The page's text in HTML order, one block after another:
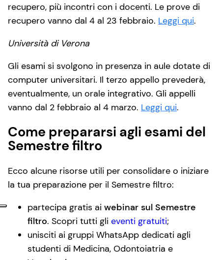
recupero, più incontri con i docenti. Le prove di
recupero vanno dal 4 al 23 febbraio. Leggi qui.
Università di Verona
Gli esami si svolgono in presenza in aule dotate di
computer universitari. Il terzo appello prevederà,
eventualmente, un orale integrativo. Gli appelli
vanno dal 2 febbraio al 4 marzo. Leggi qui.
Come prepararsi agli esami del
Semestre filtro
Ecco alcune risorse utili per consolidare o iniziare
la tua preparazione per il Semestre filtro:
partecipa gratis ai webinar sul Semestre
filtro. Scopri tutti gli eventi gratuiti;
unisciti ai gruppi WhatsApp dedicati agli
studenti di Medicina, Odontoiatria e